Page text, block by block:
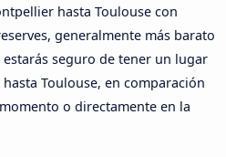
hasta Toulouse con
generalmente más barato
seguro de tener un lugar
Toulouse, en comparación
o directamente en la